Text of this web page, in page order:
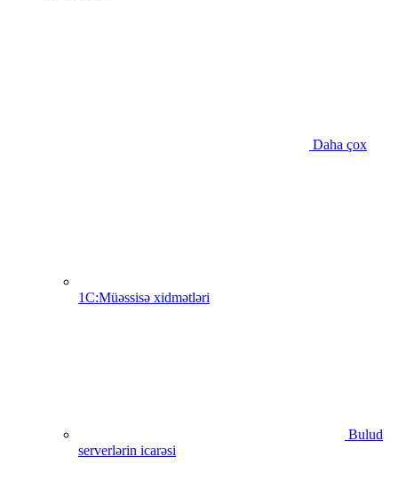
Daha çox
1C:Müəssisə xidmətləri
Bulud
serverlərin icarəsi